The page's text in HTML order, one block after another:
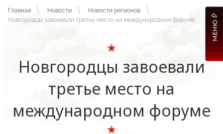
Главная Новости
Новости регионов
Новгородцы завоевали третье место на международном форуме
Новгородцы завоевали
третье место на
международном форуме
МЕНЮ